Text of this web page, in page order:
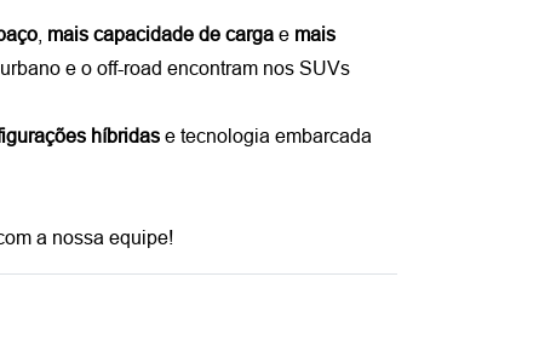
mais capacidade de carga e mais
e o off-road encontram nos SUVs
híbridas e tecnologia embarcada
a nossa equipe!